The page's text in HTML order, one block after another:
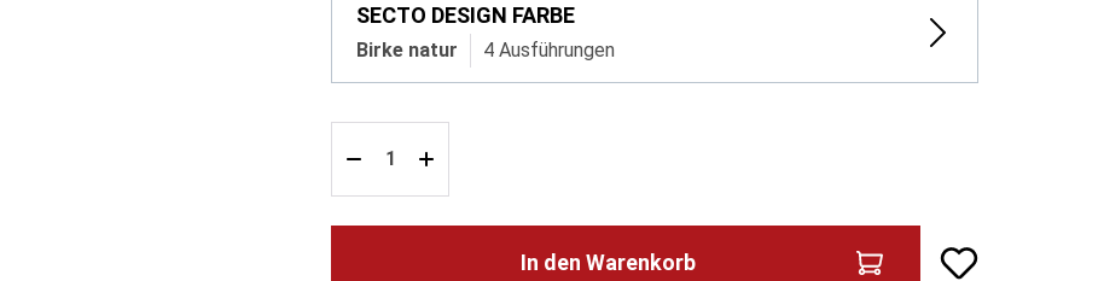
SECTO DESIGN FARBE
Birke natur 4 Ausführungen
In den Warenkorb